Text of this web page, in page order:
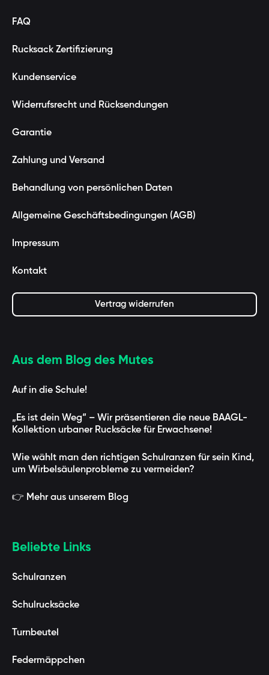
FAQ
Rucksack Zertifizierung
Kundenservice
Widerrufsrecht und Rücksendungen
Garantie
Zahlung und Versand
Behandlung von persönlichen Daten
Allgemeine Geschäftsbedingungen (AGB)
Impressum
Kontakt
Vertrag widerrufen
Aus dem Blog des Mutes
Auf in die Schule!
„Es ist dein Weg“ – Wir präsentieren die neue BAAGL-
Kollektion urbaner Rucksäcke für Erwachsene!
Wie wählt man den richtigen Schulranzen für sein Kind,
um Wirbelsäulenprobleme zu vermeiden?
👉 Mehr aus unserem Blog
Beliebte Links
Schulranzen
Schulrucksäcke
Turnbeutel
Federmäppchen